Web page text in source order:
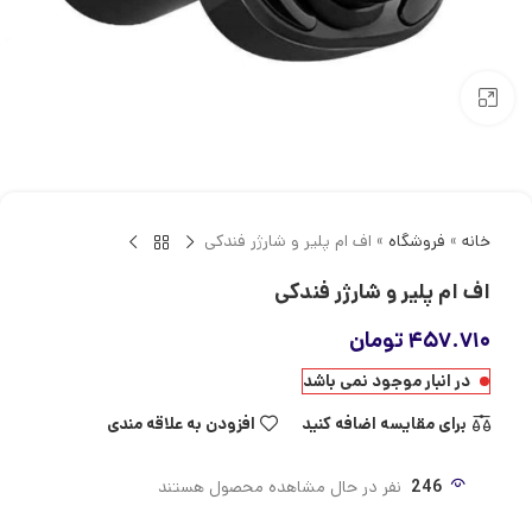
خانه » فروشگاه » اف ام پلیر و شارژر فندکی
اف ام پلیر و شارژر فندکی
۴۵۷.۷۱۰تومان
در انبار موجود نمی باشد
برای مقایسه اضافه کنید
افزودن به علاقه مندی
246 نفر در حال مشاهده محصول هستند